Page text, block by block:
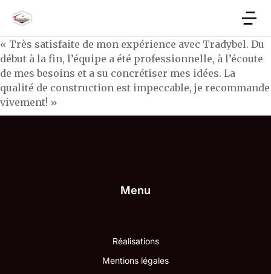
« Très satisfaite de mon expérience avec Tradybel. Du
début à la fin, l’équipe a été professionnelle, à l’écoute
de mes besoins et a su concrétiser mes idées. La
qualité de construction est impeccable, je recommande
vivement! »
Menu
Réalisations
Mentions légales